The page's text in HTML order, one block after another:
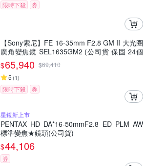
限時下殺
券
【Sony索尼】FE 16-35mm F2.8 GM II 大光圈
廣角變焦鏡 SEL1635GM2 (公司貨 保固 24個
月)
$65,940 $69,410
5 (1)
限時下殺 券
星鏡新上市
PENTAX HD DA*16-50mmF2.8 ED PLM AW
標準變焦★鏡頭(公司貨)
$44,106
券